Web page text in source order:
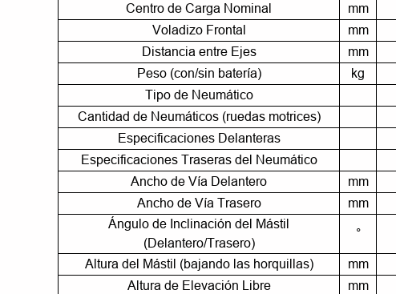
Centro de Carga Nominal
mm
Voladizo Frontal
mm
Distancia entre Ejes
mm
Peso (con/sin batería)
kg
Tipo de Neumático
Cantidad de Neumáticos (ruedas motrices)
Especificaciones Delanteras
Especificaciones Traseras del Neumático
Ancho de Vía Delantero
mm
Ancho de Vía Trasero
mm
Ángulo de Inclinación del Mástil
(Delantero/Trasero)
°
Altura del Mástil (bajando las horquillas) mm
Altura de Elevación Libre
mm